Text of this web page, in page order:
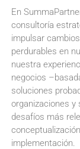
En
consultoría
impulsar
perdurables en
nuestra
negocios
soluciones
organizaciones y
desafíos más
implementación.